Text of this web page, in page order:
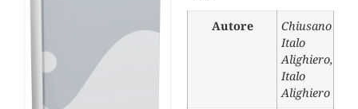
Autore
Chiusano
Italo
Alighiero,
Italo
Alighiero